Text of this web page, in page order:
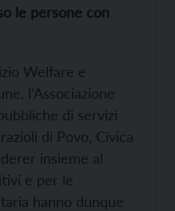
le persone con
Welfare e
l’Associazione
di servizi
di Povo, Civica
insieme al
e per le
hanno dunque